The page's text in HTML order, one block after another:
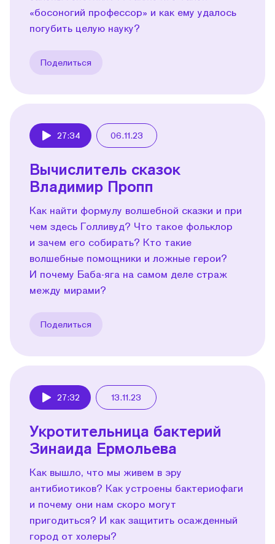
«босоногий профессор» и как ему удалось
погубить целую науку?
Поделиться
27:34 06.11.23
Вычислитель сказок
Владимир Пропп
Как найти формулу волшебной сказки и при
чем здесь Голливуд? Что такое фольклор
и зачем его собирать? Кто такие
волшебные помощники и ложные герои?
И почему Баба-яга на самом деле страж
между мирами?
Поделиться
27:32 13.11.23
Укротительница бактерий
Зинаида Ермольева
Как вышло, что мы живем в эру
антибиотиков? Как устроены бактериофаги
и почему они нам скоро могут
пригодиться? И как защитить осажденный
город от холеры?